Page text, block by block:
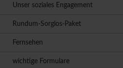
Unser soziales Engagement
Rundum-Sorglos-Paket
Fernsehen
wichtige Formulare